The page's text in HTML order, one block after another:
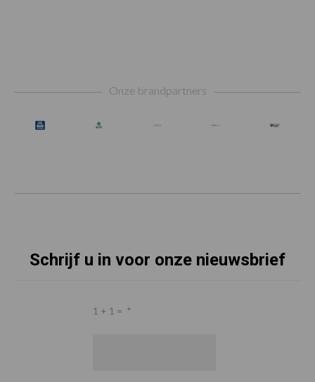
Onze brandpartners
Schrijf u in voor onze nieuwsbrief
1 + 1 = *